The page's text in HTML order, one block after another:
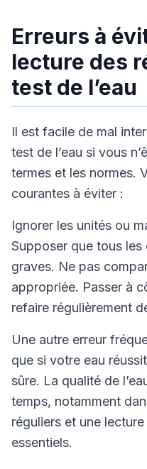
Erreurs à
lecture des
test de l’eau
Il est facile de mal
test de l’eau si vous
termes et les normes.
courantes à éviter :
Ignorer les unités ou
Supposer que tous
graves. Ne pas
appropriée. Passer à
refaire régulièrement
Une autre erreur
que si votre eau
sûre. La qualité de
temps, notamment
réguliers et une
essentiels.